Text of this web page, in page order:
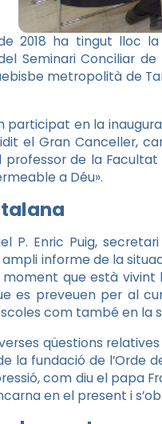
2018 ha tingut lloc
Seminari Conciliar
metropolità de
en la
el Gran Canceller,
de la
a Déu».
P. Enric Puig,
informe de la
que està vivint
es preveuen per al
com també en la
qüestions
la fundació de l’Orde
com diu el papa
en el present i